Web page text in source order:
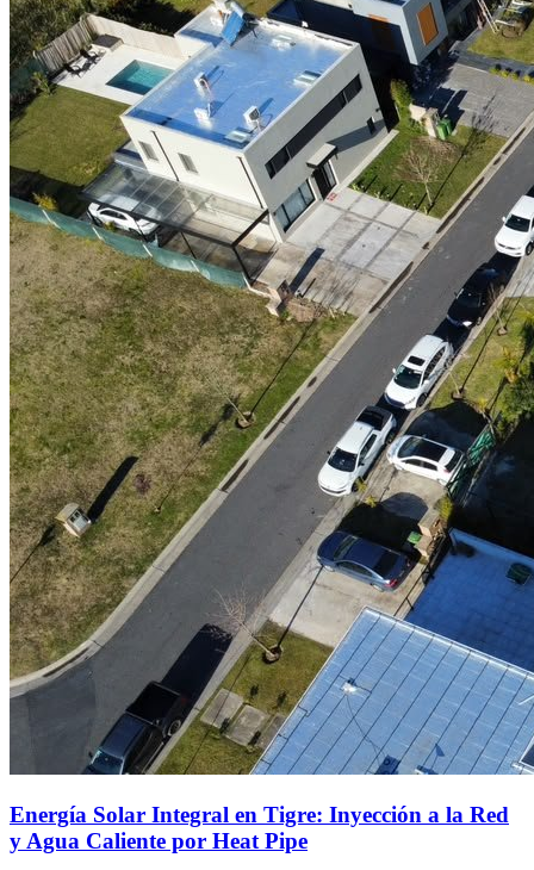
Energía Solar Integral en Tigre: Inyección a la Red
y Agua Caliente por Heat Pipe